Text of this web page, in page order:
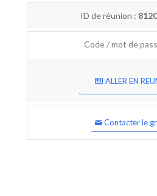
ID de réunion :
Code / mot de
ALLER EN
Contacter le